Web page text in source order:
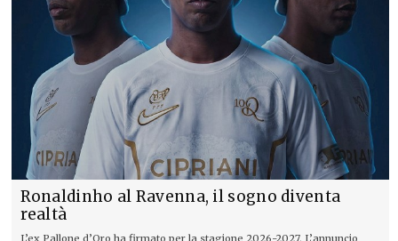
Ronaldinho al Ravenna, il sogno diventa
realtà
L’ex Pallone d’Oro ha firmato per la stagione 2026-2027. L’annuncio